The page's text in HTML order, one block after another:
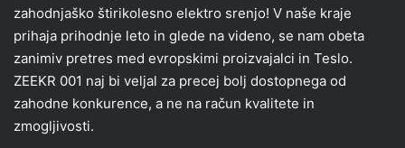
zahodnjaško štirikolesno elektro srenjo! V naše kraje
prihaja prihodnje leto in glede na videno, se nam obeta
zanimiv pretres med evropskimi proizvajalci in Teslo.
ZEEKR 001 naj bi veljal za precej bolj dostopnega od
zahodne konkurence, a ne na račun kvalitete in
zmogljivosti.